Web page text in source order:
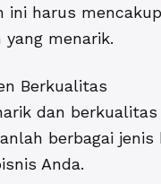
ini harus
menarik.
Berkualitas
dan
berbagai
Anda.